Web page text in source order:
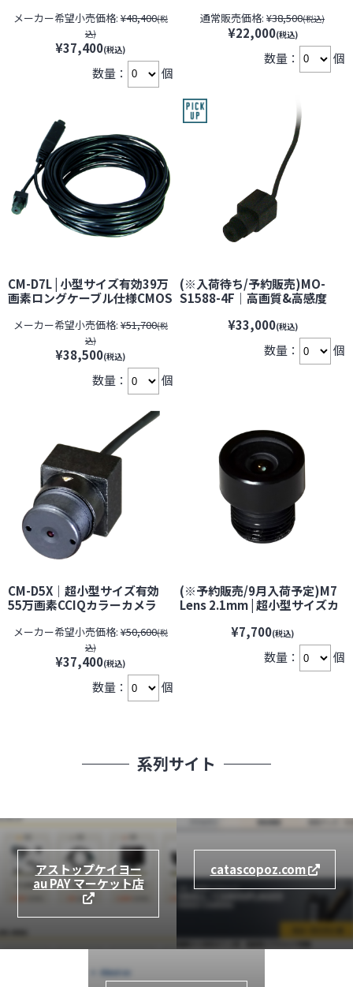
犯カメラ】【監視カメラ】
【セキュリティーカメラ】【小
型カメラ】
メーカー希望小売価格: ¥48,400(税
込)
¥37,400(税込)
数量： 個
ラ【SALE】【期間限定】[期
間：2026年8月1日～8月31日]
通常販売価格: ¥38,500(税込)
¥22,000(税込)
数量： 個
CM-D7L | 小型サイズ有効39万
画素ロングケーブル仕様CMOS
送)】【サンメカトロニクス】
【防犯カメラ】【監視カメ
ラ】【セキュリティーカメラ】
【小型カメラ】
メーカー希望小売価格: ¥51,700(税
込)
¥38,500(税込)
数量： 個
(※入荷待ち/予約販売)MO-
S1588-4F｜高画質&高感度
万画素CMOSカラーカメラ超
小型32万画素CMOSカメラ
¥33,000(税込)
数量： 個
CM-D5X｜超小型サイズ有効
55万画素CCIQカラーカメラ
カトロニクス】【防犯カメ
ラ】【監視カメラ】【セキュ
リティーカメラ】
メーカー希望小売価格: ¥50,600(税
込)
¥37,400(税込)
数量： 個
(※予約販売/9月入荷予定)M7
Lens 2.1mm | 超小型サイズカ
角レンズ | 防犯カメラ 監視カメ
ラ セキュリティーカメラ 小型
¥7,700(税込)
数量： 個
系列サイト
アストップケイヨー
au PAY マーケット店
catascopoz.com